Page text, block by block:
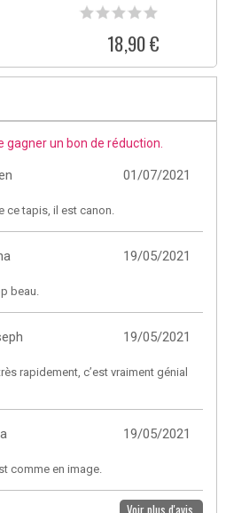
18,90 €
un bon de réduction.
01/07/2021
ce tapis, il est canon.
19/05/2021
beau.
19/05/2021
rapidement, c’est vraiment génial
19/05/2021
comme en image.
Voir plus d'avis